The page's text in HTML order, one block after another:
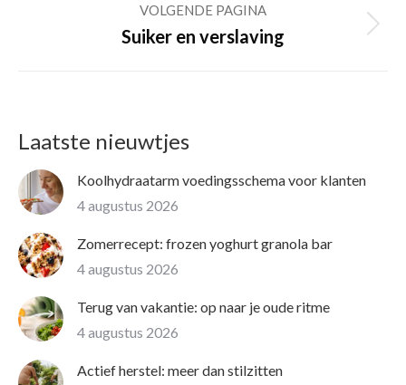
VOLGENDE PAGINA
Volgende
Suiker en verslaving
Laatste nieuwtjes
Koolhydraatarm voedingsschema voor klanten
4 augustus 2026
Zomerrecept: frozen yoghurt granola bar
4 augustus 2026
Terug van vakantie: op naar je oude ritme
4 augustus 2026
Actief herstel: meer dan stilzitten